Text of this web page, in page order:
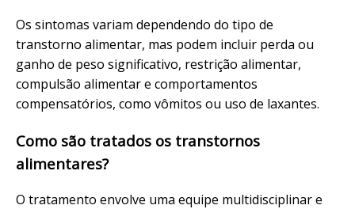
Os sintomas variam dependendo do tipo de
transtorno alimentar, mas podem incluir perda ou
ganho de peso significativo, restrição alimentar,
compulsão alimentar e comportamentos
compensatórios, como vômitos ou uso de laxantes.
Como são tratados os transtornos
alimentares?
O tratamento envolve uma equipe multidisciplinar e